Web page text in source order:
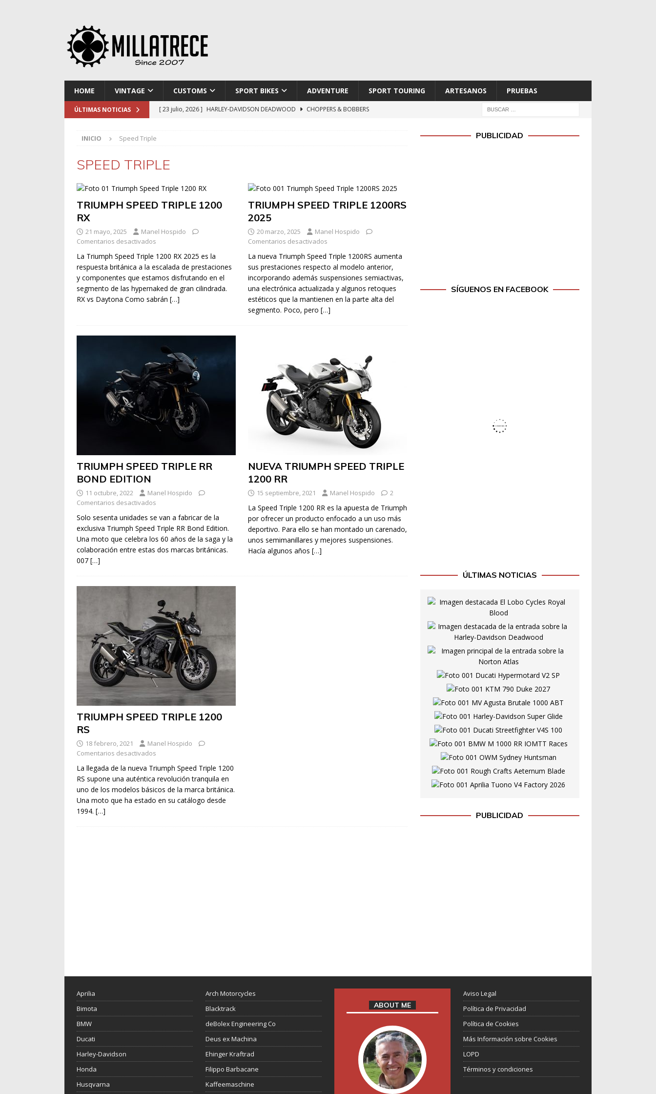
HOME VINTAGE CUSTOMS SPORT BIKES ADVENTURE SPORT TOURING ARTESANOS PRUEBAS
ÚLTIMAS NOTICIAS [ 23 julio, 2026 ] HARLEY-DAVIDSON DEADWOOD
CHOPPERS & BOBBERS
[ 2 julio, 2026 ]
INICIO Speed Triple
SPEED TRIPLE
TRIUMPH SPEED TRIPLE 1200
RX
21 mayo, 2025
Manel Hospido
Comentarios desactivados
La Triumph Speed Triple 1200 RX 2025 es la
respuesta británica a la escalada de prestaciones
y componentes que estamos disfrutando en el
segmento de las hypernaked de gran cilindrada.
RX vs Daytona Como sabrán […]
TRIUMPH SPEED TRIPLE 1200RS
2025
20 marzo, 2025
Manel Hospido
Comentarios desactivados
La nueva Triumph Speed Triple 1200RS aumenta
sus prestaciones respecto al modelo anterior,
incorporando además suspensiones semiactivas,
una electrónica actualizada y algunos retoques
estéticos que la mantienen en la parte alta del
segmento. Poco, pero […]
TRIUMPH SPEED TRIPLE RR
BOND EDITION
11 octubre, 2022
Manel Hospido
Comentarios desactivados
Solo sesenta unidades se van a fabricar de la
exclusiva Triumph Speed Triple RR Bond Edition.
Una moto que celebra los 60 años de la saga y la
colaboración entre estas dos marcas británicas.
007 […]
NUEVA TRIUMPH SPEED TRIPLE
1200 RR
15 septiembre, 2021 Manel Hospido 2
La Speed Triple 1200 RR es la apuesta de Triumph
por ofrecer un producto enfocado a un uso más
deportivo. Para ello se han montado un carenado,
unos semimanillares y mejores suspensiones.
Hacía algunos años […]
TRIUMPH SPEED TRIPLE 1200
RS
18 febrero, 2021
Manel Hospido
Comentarios desactivados
La llegada de la nueva Triumph Speed Triple 1200
RS supone una auténtica revolución tranquila en
uno de los modelos básicos de la marca británica.
Una moto que ha estado en su catálogo desde
1994. […]
PUBLICIDAD
SÍGUENOS EN FACEBOOK
ÚLTIMAS NOTICIAS
PUBLICIDAD
Aprilia
Bimota
BMW
Ducati
Harley-Davidson
Honda
Husqvarna
Arch Motorcycles
Blacktrack
deBolex Engineering Co
Deus ex Machina
Ehinger Kraftrad
Filippo Barbacane
Kaffeemaschine
ABOUT ME
Aviso Legal
Política de Privacidad
Política de Cookies
Más Información sobre Cookies
LOPD
Términos y condiciones